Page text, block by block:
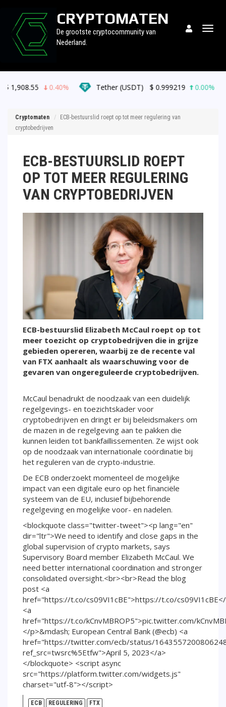
CRYPTOMATEN
De grootste cryptocommunity van
Nederland.
0.40% Tether (USDT) $0.999219 0.00% BNB
Cryptomaten
ECB-bestuurslid roept op tot meer regulering van
cryptobedrijven
ECB-BESTUURSLID ROEPT
OP TOT MEER REGULERING
VAN CRYPTOBEDRIJVEN
ECB-bestuurslid Elizabeth McCaul roept op tot
meer toezicht op cryptobedrijven die in grijze
gebieden opereren, waarbij ze de recente val
van FTX aanhaalt als waarschuwing voor de
gevaren van ongereguleerde cryptobedrijven.
McCaul benadrukt de noodzaak van een duidelijk
regelgevings- en toezichtskader voor
cryptobedrijven en dringt er bij beleidsmakers om
de mazen in de regelgeving aan te pakken die
kunnen leiden tot bankfaillissementen. Ze wijst ook
op de noodzaak van internationale coördinatie bij
het reguleren van de crypto-industrie.
De ECB onderzoekt momenteel de mogelijke
impact van een digitale euro op het financiële
systeem van de EU, inclusief bijbehorende
regelgeving en mogelijke voor- en nadelen.
<blockquote class="twitter-tweet"><p lang="en"
dir="ltr">We need to identify and close gaps in the
global supervision of crypto markets, says
Supervisory Board member Elizabeth McCaul. We
need better international coordination and stronger
consolidated oversight.<br><br>Read the blog
post <a
href="https://t.co/cs09VI1cBE">https://t.co/
<a
href="https://t.co/kCnvMBROP5">pic.twitter.com/
</p>&mdash; European Central Bank (@ecb) <a
href="https://twitter.com/ecb/status/
ref_src=twsrc%5Etfw">April 5, 2023</a>
</blockquote> <script async
src="https://platform.twitter.com/widgets.js"
charset="utf-8"></script>
ECB REGULERING FTX